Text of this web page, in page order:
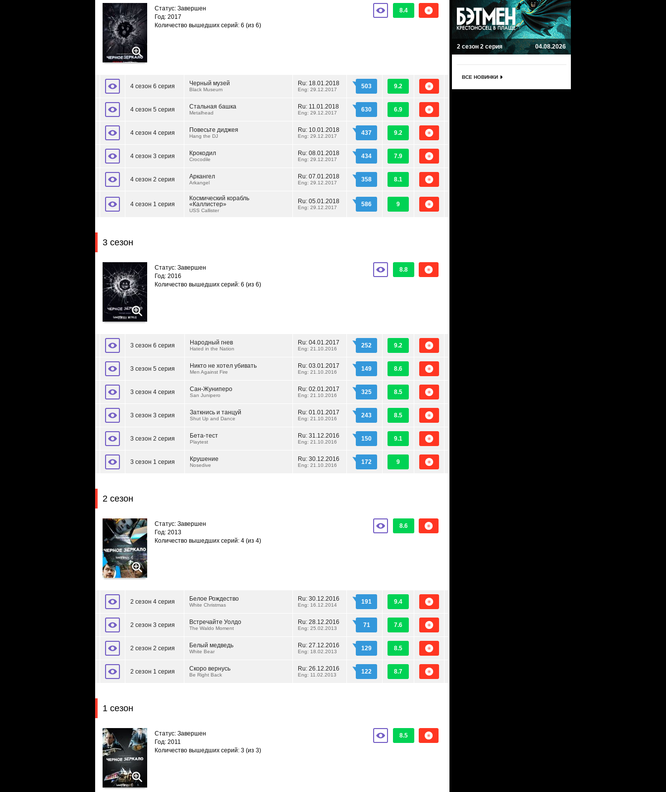
8.4
Статус: Завершен
Год: 2017
Количество вышедших серий: 6 (из 6)
4 сезон 6 серия Черный музей
Black Museum
Ru: 18.01.2018
Eng: 29.12.2017 503 9.2
4 сезон 5 серия Стальная башка
Metalhead
Ru: 11.01.2018
Eng: 29.12.2017 630 6.9
4 сезон 4 серия Повесьте диджея
Hang the DJ
Ru: 10.01.2018
Eng: 29.12.2017 437 9.2
4 сезон 3 серия Крокодил
Crocodile
Ru: 08.01.2018
Eng: 29.12.2017 434 7.9
4 сезон 2 серия Аркангел
Arkangel
Ru: 07.01.2018
Eng: 29.12.2017 358 8.1
4 сезон 1 серия
Космический корабль
«Каллистер»
USS Callister
Ru: 05.01.2018
Eng: 29.12.2017 586 9
3 сезон
8.8
Статус: Завершен
Год: 2016
Количество вышедших серий: 6 (из 6)
3 сезон 6 серия Народный гнев
Hated in the Nation
Ru: 04.01.2017
Eng: 21.10.2016 252 9.2
3 сезон 5 серия Никто не хотел убивать
Men Against Fire
Ru: 03.01.2017
Eng: 21.10.2016 149 8.6
3 сезон 4 серия Сан-Жуниперо
San Junipero
Ru: 02.01.2017
Eng: 21.10.2016 325 8.5
3 сезон 3 серия Заткнись и танцуй
Shut Up and Dance
Ru: 01.01.2017
Eng: 21.10.2016 243 8.5
3 сезон 2 серия Бета-тест
Playtest
Ru: 31.12.2016
Eng: 21.10.2016 150 9.1
3 сезон 1 серия Крушение
Nosedive
Ru: 30.12.2016
Eng: 21.10.2016 172 9
2 сезон
8.6
Статус: Завершен
Год: 2013
Количество вышедших серий: 4 (из 4)
2 сезон 4 серия Белое Рождество
White Christmas
Ru: 30.12.2016
Eng: 16.12.2014 191 9.4
2 сезон 3 серия Встречайте Уолдо
The Waldo Moment
Ru: 28.12.2016
Eng: 25.02.2013 71 7.6
2 сезон 2 серия Белый медведь
White Bear
Ru: 27.12.2016
Eng: 18.02.2013 129 8.5
2 сезон 1 серия Скоро вернусь
Be Right Back
Ru: 26.12.2016
Eng: 11.02.2013 122 8.7
1 сезон
8.5
Статус: Завершен
Год: 2011
Количество вышедших серий: 3 (из 3)
2 сезон 2 серия 04.08.2026
ВСЕ НОВИНКИ